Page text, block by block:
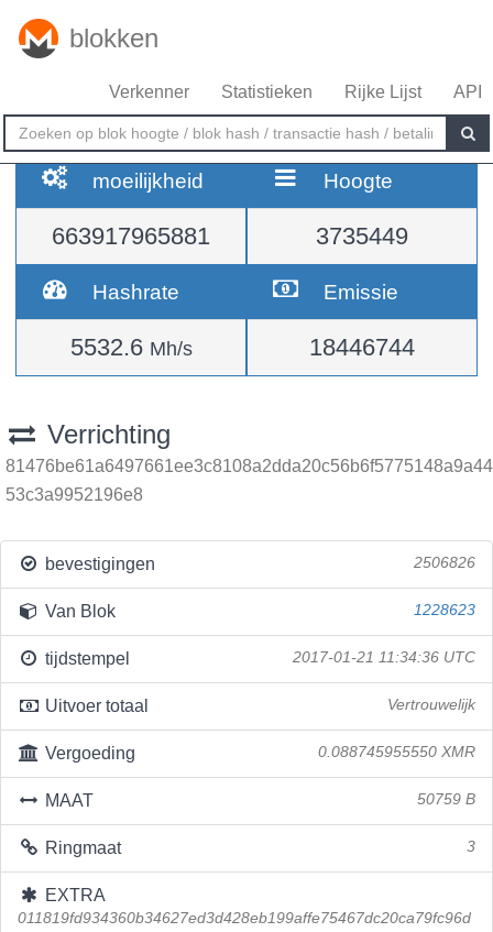
blokken
Verkenner Statistieken Rijke Lijst API
moeilijkheid
663917965881
Hoogte
3735449
Hashrate
5532.6 Mh/s
Emissie
18446744
Verrichting
81476be61a6497661ee3c8108a2dda20c56b6f5775148a9a44
53c3a9952196e8
bevestigingen 2506826
Van Blok 1228623
tijdstempel 2017-01-21 11:34:36 UTC
Uitvoer totaal Vertrouwelijk
Vergoeding 0.088745955550 XMR
MAAT 50759 B
Ringmaat 3
EXTRA
011819fd934360b34627ed3d428eb199affe75467dc20ca79fc96d